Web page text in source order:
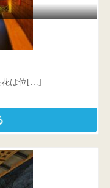
花は位[…]